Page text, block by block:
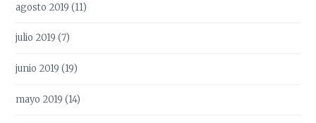
agosto 2019 (11)
julio 2019 (7)
junio 2019 (19)
mayo 2019 (14)